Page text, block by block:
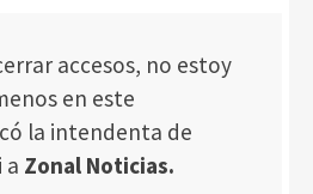
accesos, no estoy
en este
la intendenta de
a Zonal Noticias.